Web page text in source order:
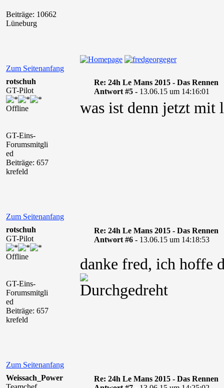
Beiträge: 10662
Lüneburg
Zum Seitenanfang
rotschuh
GT-Pilot
Offline
GT-Eins-
Forumsmitgli
ed
Beiträge: 657
krefeld
Re: 24h Le Mans 2015 - Das Rennen
Antwort #5 - 13.06.15 um 14:16:01
was ist denn jetzt mit
Zum Seitenanfang
rotschuh
GT-Pilot
Offline
GT-Eins-
Forumsmitgli
ed
Beiträge: 657
krefeld
Re: 24h Le Mans 2015 - Das Rennen
Antwort #6 - 13.06.15 um 14:18:53
danke fred, ich hoffe
Zum Seitenanfang
Weissach_Power
Re: 24h Le Mans 2015 - Das Rennen